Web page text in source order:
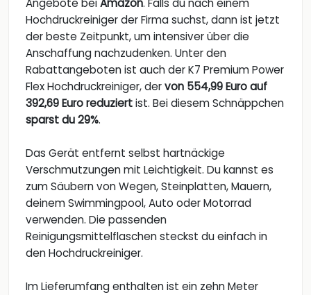
Angebote beiAmazon. Falls du nach einem
Hochdruckreiniger der Firma suchst, dann ist jetzt
der beste Zeitpunkt, um intensiver über die
Anschaffung nachzudenken. Unter den
Rabattangeboten ist auch der K7 Premium Power
Flex Hochdruckreiniger, dervon 554,99 Euro auf
392,69 Euro reduziertist. Bei diesem Schnäppchen
sparst du 29%.
Das Gerät entfernt selbst hartnäckige
Verschmutzungen mit Leichtigkeit. Du kannst es
zum Säubern von Wegen, Steinplatten, Mauern,
deinem Swimmingpool, Auto oder Motorrad
verwenden. Die passenden
Reinigungsmittelflaschen steckst du einfach in
den Hochdruckreiniger.
Im Lieferumfang enthalten ist ein zehn Meter